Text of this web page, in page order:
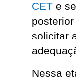
CETe
solicitar
Nessa